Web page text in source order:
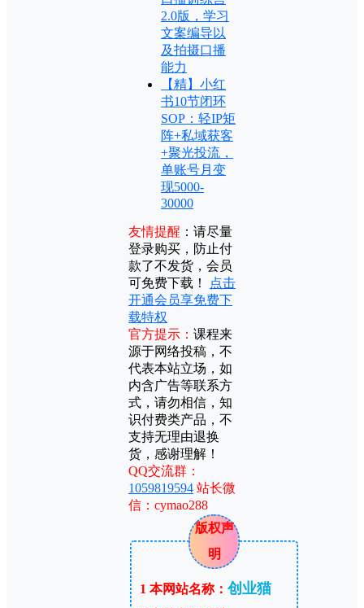
2.0版，学习
文案编导以
及拍摄口播
能力
【精】小红
书10节闭环
SOP：轻IP矩
阵+私域获客
+聚光投流，
单账号月变
现5000-
30000
友情提醒 ： 请尽量
登录购买，防止付
款了不发货，会员
可免费下载！
点击
开通会员享免费下
载特权
官方提示： 课程来
源于网络投稿，不
代表本站立场，如
内含广告等联系方
式，请勿相信，知
识付费类产品，不
支持无理由退换
货，感谢理解！
QQ交流群：
1059819594 站长微
信：cymao288
版权声
明
1 本网站名称： 创业猫